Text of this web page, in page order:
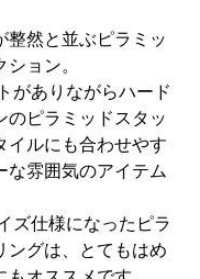
整然と並ぶピラミッ
ション。
のピラミッドスタッ
イルにも合わせやす
な雰囲気のアイテム
ングは、とてもはめ